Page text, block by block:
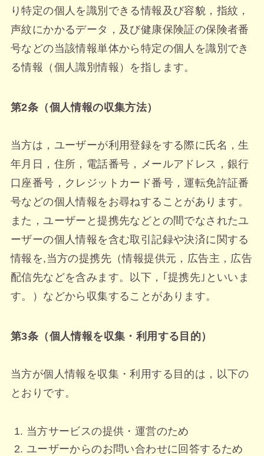
り特定の個人を識別できる情報及び容貌，指紋，
声紋にかかるデータ，及び健康保険証の保険者番
号などの当該情報単体から特定の個人を識別でき
る情報（個人識別情報）を指します。
第2条（個人情報の収集方法）
当方は，ユーザーが利用登録をする際に氏名，生
年月日，住所，電話番号，メールアドレス，銀行
口座番号，クレジットカード番号，運転免許証番
号などの個人情報をお尋ねすることがあります。
また，ユーザーと提携先などとの間でなされたユ
ーザーの個人情報を含む取引記録や決済に関する
情報を,当方の提携先（情報提供元，広告主，広告
配信先などを含みます。以下，｢提携先｣といいま
す。）などから収集することがあります。
第3条（個人情報を収集・利用する目的）
当方が個人情報を収集・利用する目的は，以下の
とおりです。
当方サービスの提供・運営のため
ユーザーからのお問い合わせに回答するため